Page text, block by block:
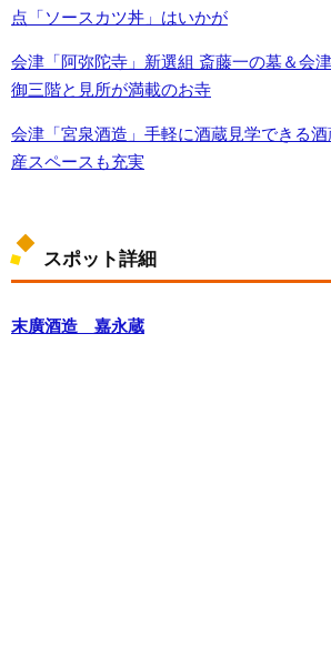
点「ソースカツ丼」はいかが
会津「阿弥陀寺」新選組 斎藤一の墓＆会
御三階と見所が満載のお寺
会津「宮泉酒造」手軽に酒蔵見学できる
産スペースも充実
スポット詳細
末廣酒造 嘉永蔵